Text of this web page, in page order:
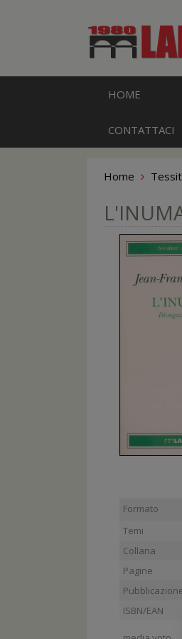
HOME
CONTATTACI
Home
Formato
Temi
Collana
Pagine
ISBN/EAN